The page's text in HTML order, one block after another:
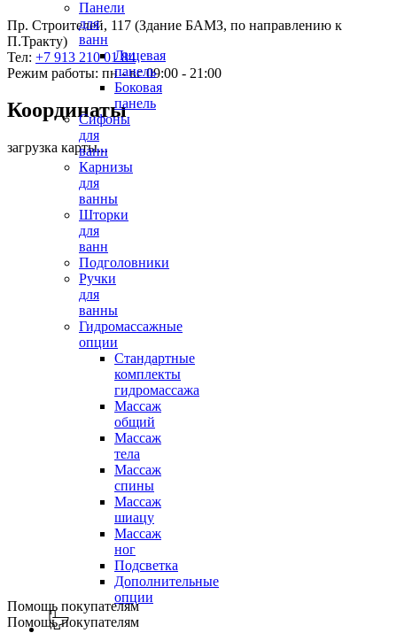
Панели
для
ванн
Лицевая
панель
Боковая
панель
Сифоны
для
ванн
Карнизы
для
ванны
Шторки
для
ванн
Подголовники
Ручки
для
ванны
Гидромассажные
опции
Стандартные
комплекты
гидромассажа
Массаж
общий
Массаж
тела
Массаж
спины
Массаж
шиацу
Массаж
ног
Подсветка
Дополнительные
опции
Пр. Строителей, 117 (Здание БАМЗ, по направлению к
П.Тракту)
Тел: +7 913 210 01 84
Режим работы: пн - вс 09:00 - 21:00
Координаты
загрузка карты...
Помощь покупателям
Помощь покупателям